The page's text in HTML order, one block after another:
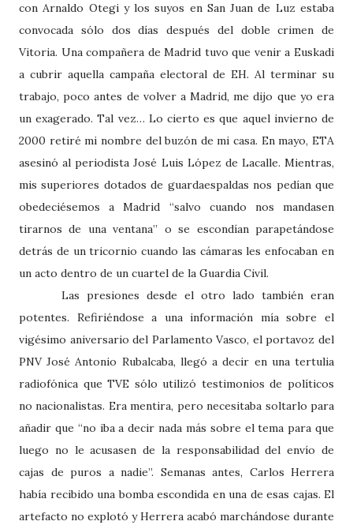
con Arnaldo Otegi y los suyos en San Juan de Luz estaba
convocada sólo dos días después del doble crimen de
Vitoria. Una compañera de Madrid tuvo que venir a Euskadi
a cubrir aquella campaña electoral de EH. Al terminar su
trabajo, poco antes de volver a Madrid, me dijo que yo era
un exagerado. Tal vez… Lo cierto es que aquel invierno de
2000 retiré mi nombre del buzón de mi casa. En mayo, ETA
asesinó al periodista José Luis López de Lacalle. Mientras,
mis superiores dotados de guardaespaldas nos pedían que
obedeciésemos a Madrid “salvo cuando nos mandasen
tirarnos de una ventana” o se escondían parapetándose
detrás de un tricornio cuando las cámaras les enfocaban en
un acto dentro de un cuartel de la Guardia Civil.
Las presiones desde el otro lado también eran
potentes. Refiriéndose a una información mía sobre el
vigésimo aniversario del Parlamento Vasco, el portavoz del
PNV José Antonio Rubalcaba, llegó a decir en una tertulia
radiofónica que TVE sólo utilizó testimonios de políticos
no nacionalistas. Era mentira, pero necesitaba soltarlo para
añadir que “no iba a decir nada más sobre el tema para que
luego no le acusasen de la responsabilidad del envío de
cajas de puros a nadie”. Semanas antes, Carlos Herrera
había recibido una bomba escondida en una de esas cajas. El
artefacto no explotó y Herrera acabó marchándose durante